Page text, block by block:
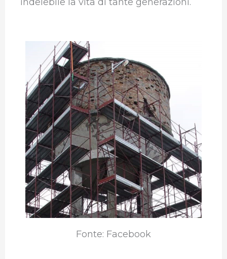
indelebile la vita di tante generazioni.
Fonte: Facebook